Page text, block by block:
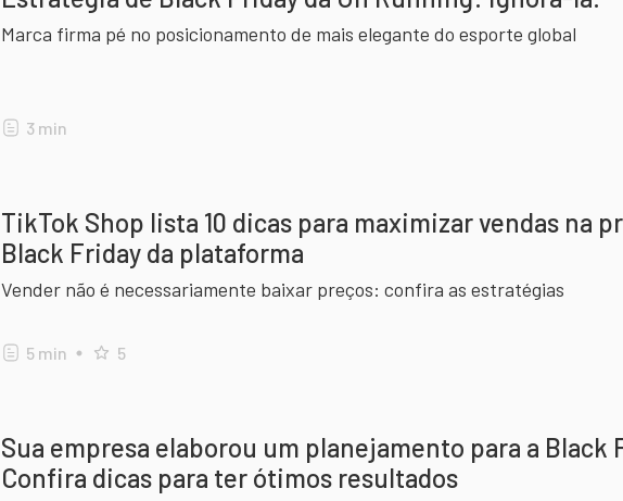
Marca firma pé no posicionamento de mais elegante do esporte global
3 min
TikTok Shop lista 10 dicas para maximizar vendas na
Black Friday da plataforma
Vender não é necessariamente baixar preços: confira as estratégias
5 min 5
Sua empresa elaborou um planejamento para a Black
Confira dicas para ter ótimos resultados